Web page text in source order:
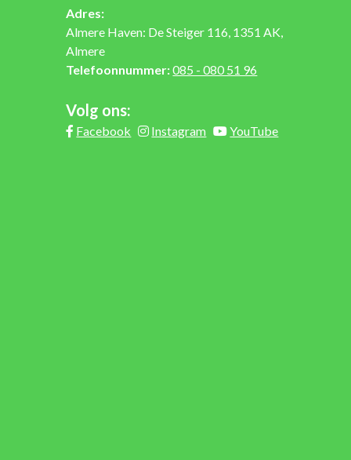
Adres:
Almere Haven: De Steiger 116, 1351 AK,
Almere
Telefoonnummer:085 - 080 51 96
Volg ons:
Facebook Instagram YouTube